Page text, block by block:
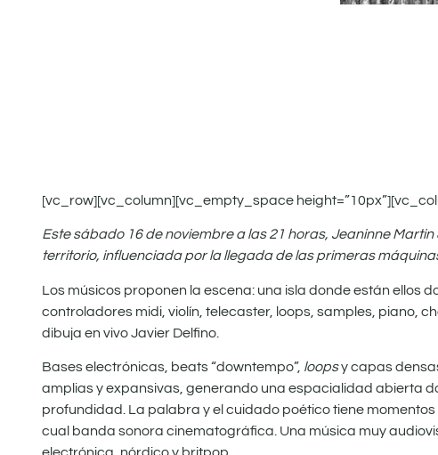
[vc_row][vc_column][vc_empty_space
Este sábado 16 de noviembre a las 21 horas, Jeaninne
territorio, influenciada por la llegada de las primeras
Los músicos proponen la escena: una isla donde están ellos
controladores midi, violín, telecaster, loops, samples, piano,
dibuja en vivo Javier Delfino.
Bases electrónicas, beats “downtempo”, loopsy capas
amplias y expansivas, generando una espacialidad abierta
profundidad. La palabra y el cuidado poético tiene
cual banda sonora cinematográfica. Una música muy